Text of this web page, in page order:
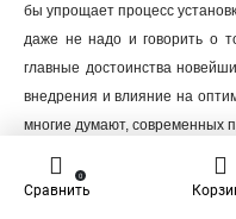
бы упрощает процесс
даже не надо и говорить о
главные достоинства
внедрения и влияние на
многие думают, современных
Новые проволочные кабельные
Сравнить
0